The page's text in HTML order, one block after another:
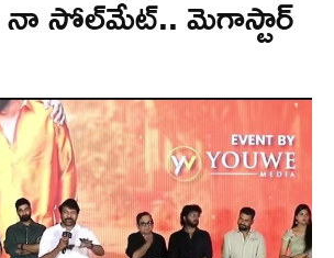
నా సోల్‌మేట్.. మెగాస్టార్